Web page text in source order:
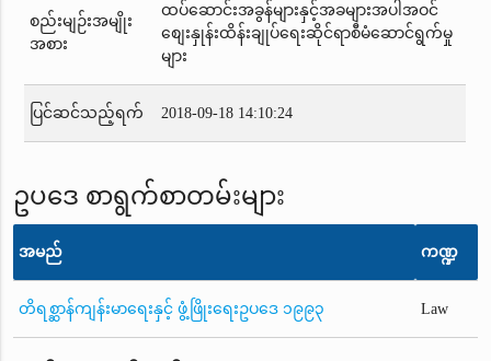
စည်းမျဉ်းအမျိုး
အစား
ထပ်ဆောင်းအခွန်များနှင့်အခများအပါအဝင်
စျေးနှုန်းထိန်းချုပ်ရေးဆိုင်ရာစီမံဆောင်ရွက်မှု
များ
ပြင်ဆင်သည့်ရက် 2018-09-18 14:10:24
ဥပဒေ စာရွက်စာတမ်းများ
အမည် ကဏ္ဍ
တိရစ္ဆာန်ကျန်းမာရေးနှင့် ဖွံ့ဖြိုးရေးဥပဒေ ၁၉၉၃ Law